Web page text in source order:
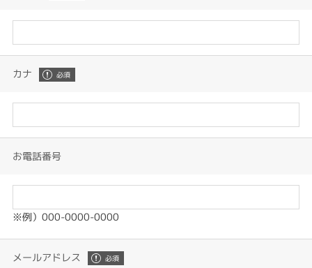
カナ
お電話番号
※例）000-0000-0000
メールアドレス